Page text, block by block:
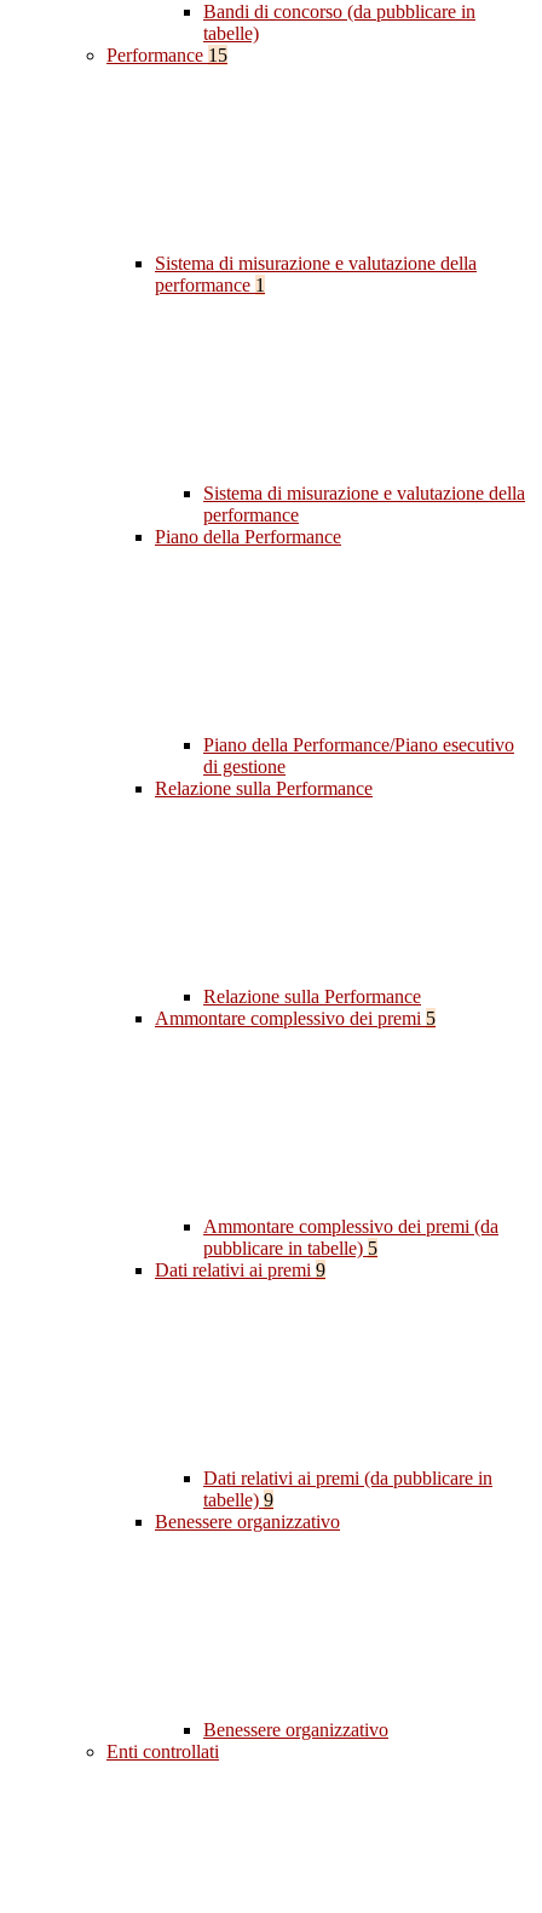
Bandi di concorso (da pubblicare in
tabelle)
Performance 15
Sistema di misurazione e valutazione della
performance 1
Sistema di misurazione e valutazione della
performance
Piano della Performance
Piano della Performance/Piano esecutivo
di gestione
Relazione sulla Performance
Relazione sulla Performance
Ammontare complessivo dei premi 5
Ammontare complessivo dei premi (da
pubblicare in tabelle) 5
Dati relativi ai premi 9
Dati relativi ai premi (da pubblicare in
tabelle) 9
Benessere organizzativo
Benessere organizzativo
Enti controllati